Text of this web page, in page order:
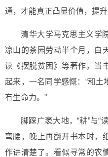
通，才能真正凸显价值，提升
清华大学马克思主义学
凉山的茶园劳动半个月，白
读《摆脱贫困》等著作。当
起来，一名同学感慨：“和土
有生命力。”
脚踩广袤大地，“耕”与“
弯腰，晚上再翻开书本时，
作讲清楚了。看似寻常的农